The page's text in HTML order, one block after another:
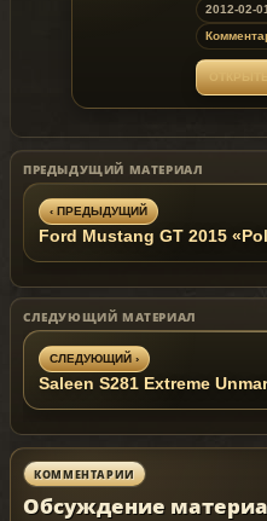
2012-02-01
ПРЕДЫДУЩИЙ МАТЕРИАЛ
‹ ПРЕДЫДУЩИЙ
Ford Mustang GT 2015
СЛЕДУЮЩИЙ МАТЕРИАЛ
СЛЕДУЮЩИЙ ›
Saleen S281 Extreme
КОММЕНТАРИИ
Обсуждение